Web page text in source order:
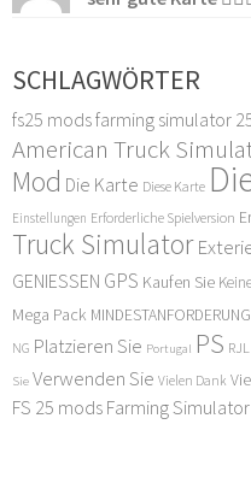
SCHLAGWÖRTER
fs25 modsfarming simulator
American Truck
Mod Die Karte Diese Karte
Einstellungen Erforderliche Spielversion
Truck Simulator
GENIESSEN GPS Kaufen Sie
Mega Pack
NG Platzieren Sie Portugal PS RJL
Sie Verwenden Sie Vielen Dank
FS 25 mods Farming